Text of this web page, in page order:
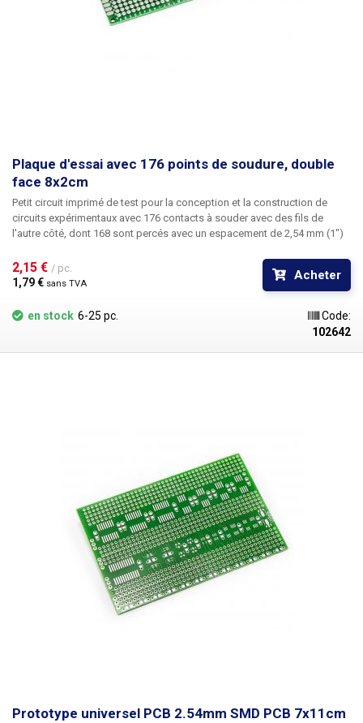
Plaque d'essai avec 176 points de soudure, double
face 8x2cm
Petit circuit imprimé de test pour la conception et la construction de
circuits expérimentaux avec 176 contacts à souder avec des fils de
l'autre côté, dont 168 sont percés avec un espacement de 2,54 mm (1")
circuit imprimé de 8x2 cm. Le circuit imprimé comporte des colonnes et
des rangées marquées par l'alphabet et des chiffres. Le circuit imprimé
universel percé en cuprextite offre une option simple, peu coûteuse et
surtout rapide pour la création de circuits imprimés sans qu'il soit
nécessaire d'effectuer des opérations complexes de conception, de
imprimé pré-percé, de les souder et de créer un chemin d'étain entre eux
2,15 € / pc.
1,79 € sans TVA
Acheter
en stock 6-25 pc.
Code:
102642
Prototype universel PCB 2.54mm SMD PCB 7x11cm